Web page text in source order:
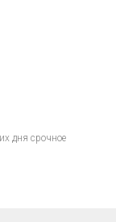
дня срочное